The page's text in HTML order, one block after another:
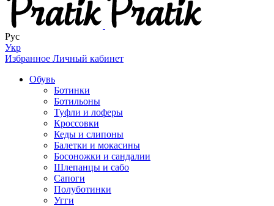
Рус
Укр
Избранное Личный кабинет
Обувь
Ботинки
Ботильоны
Туфли и лоферы
Кроссовки
Кеды и слипоны
Балетки и мокасины
Босоножки и сандалии
Шлепанцы и сабо
Сапоги
Полуботинки
Угги